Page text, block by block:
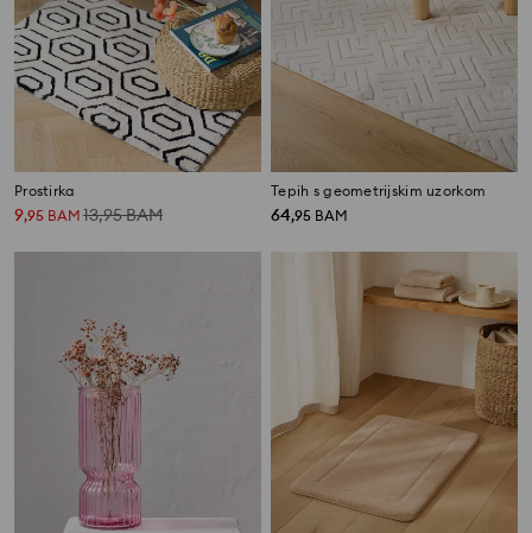
Prostirka
9,95 BAM 13,95BAM
Tepih s geometrijskim uzorkom
64,95 BAM